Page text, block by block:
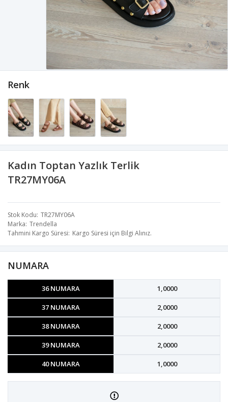
Kadın Toptan Yazlık Terlik
TR27MY06A
Stok Kodu TR27MY06A
Marka Trendella
Tahmini Kargo Süresi Kargo Süresi için Bilgi Alınız.
Renk
NUMARA
36 NUMARA 1,0000
37 NUMARA 2,0000
38 NUMARA 2,0000
39 NUMARA 2,0000
40 NUMARA 1,0000